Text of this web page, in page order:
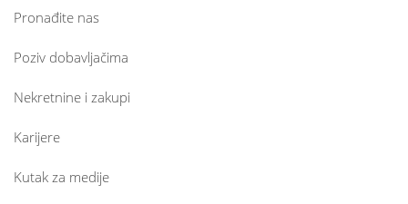
Pronađite nas
Poziv dobavljačima
Nekretnine i zakupi
Karijere
Kutak za medije